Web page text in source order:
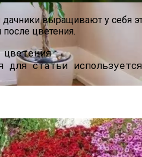
дачники выращивают у
цветения.
для статьи